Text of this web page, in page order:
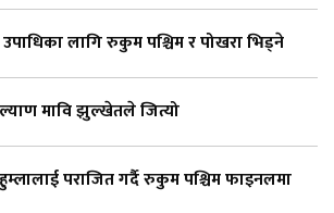
लागि रुकुम पश्चिम र पोखरा भिड्ने
मावि झुल्खेतले जित्यो
पराजित गर्दै रुकुम पश्चिम फाइनलमा